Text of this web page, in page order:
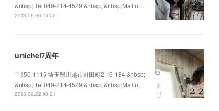
&nbsp; Tel 049-214-4529 &nbsp; &nbsp;Mail u…
2023.06.06 13:02
umichel7周年
〒350-1115 埼玉県川越市野田町2-16-184 &nbsp;
&nbsp; Tel 049-214-4529 &nbsp; &nbsp;Mail u…
2023.02.22 08:21